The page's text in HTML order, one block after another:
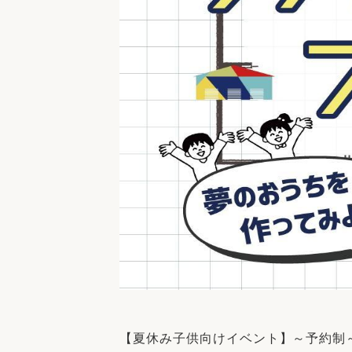
【夏休み子供向けイベント】～予約制